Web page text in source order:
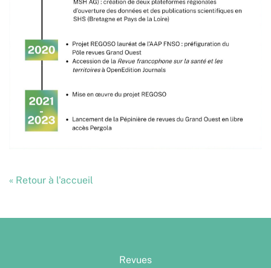
« Retour à l'accueil
Revues